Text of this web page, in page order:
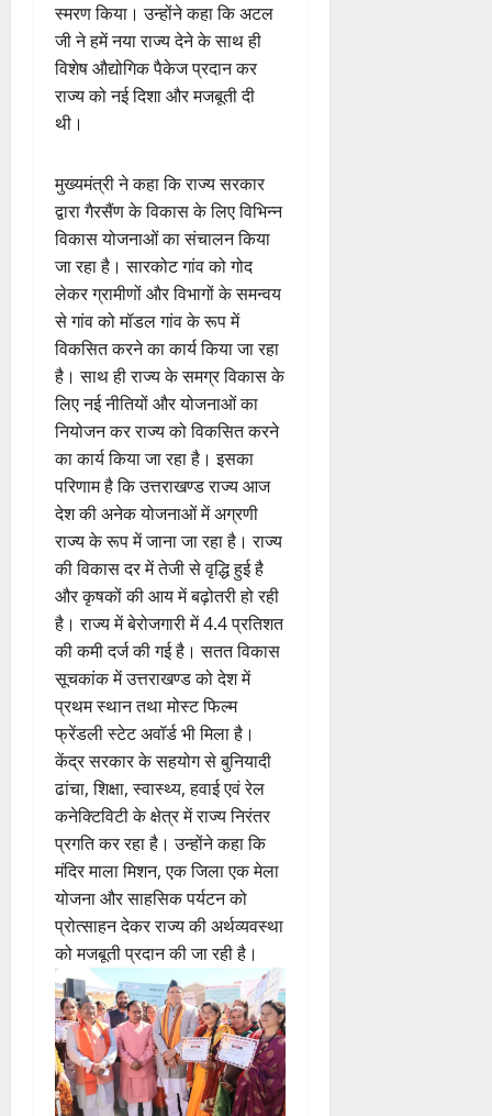
स्मरण किया। उन्होंने कहा कि अटल
जी ने हमें नया राज्य देने के साथ ही
विशेष औद्योगिक पैकेज प्रदान कर
राज्य को नई दिशा और मजबूती दी
थी।
मुख्यमंत्री ने कहा कि राज्य सरकार
द्वारा गैरसैंण के विकास के लिए विभिन्न
विकास योजनाओं का संचालन किया
जा रहा है। सारकोट गांव को गोद
लेकर ग्रामीणों और विभागों के समन्वय
से गांव को मॉडल गांव के रूप में
विकसित करने का कार्य किया जा रहा
है। साथ ही राज्य के समग्र विकास के
लिए नई नीतियों और योजनाओं का
नियोजन कर राज्य को विकसित करने
का कार्य किया जा रहा है। इसका
परिणाम है कि उत्तराखण्ड राज्य आज
देश की अनेक योजनाओं में अग्रणी
राज्य के रूप में जाना जा रहा है। राज्य
की विकास दर में तेजी से वृद्धि हुई है
और कृषकों की आय में बढ़ोतरी हो रही
है। राज्य में बेरोजगारी में 4.4 प्रतिशत
की कमी दर्ज की गई है। सतत विकास
सूचकांक में उत्तराखण्ड को देश में
प्रथम स्थान तथा मोस्ट फिल्म
फ्रेंडली स्टेट अवॉर्ड भी मिला है।
केंद्र सरकार के सहयोग से बुनियादी
ढांचा, शिक्षा, स्वास्थ्य, हवाई एवं रेल
कनेक्टिविटी के क्षेत्र में राज्य निरंतर
प्रगति कर रहा है। उन्होंने कहा कि
मंदिर माला मिशन, एक जिला एक मेला
योजना और साहसिक पर्यटन को
प्रोत्साहन देकर राज्य की अर्थव्यवस्था
को मजबूती प्रदान की जा रही है।